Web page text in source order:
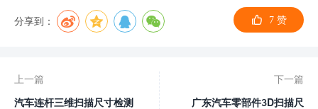
分享到： 7 赞
上一篇
汽车连杆三维扫描尺寸检测
下一篇
广东汽车零部件3D扫描尺